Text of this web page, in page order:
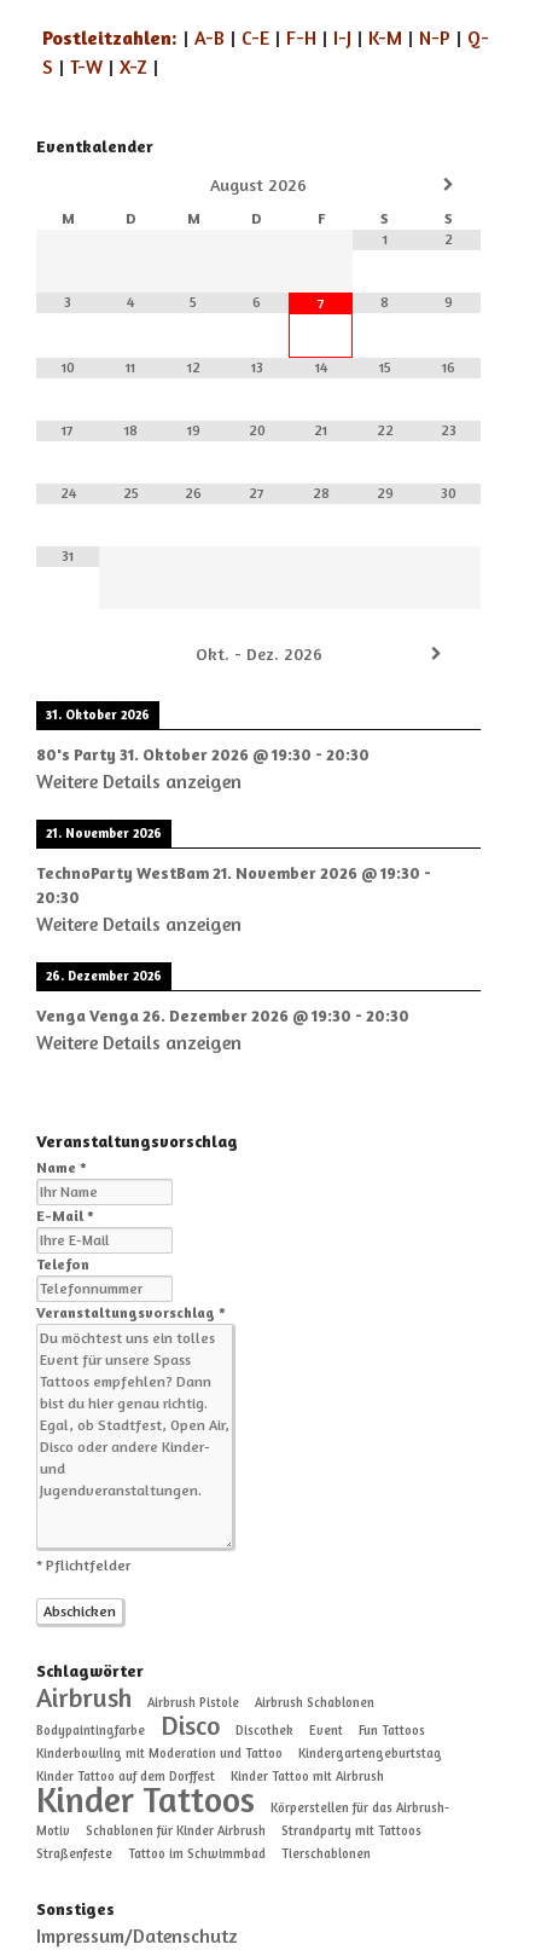
Postleitzahlen: | A-B | C-E | F-H | I-J | K-M | N-P | Q-
S | T-W | X-Z |
Eventkalender
August 2026
M D M D F S
S
1
2
3 4 5 6 7 8 9
10 11 12 13 14 15 16
17 18 19 20 21 22 23
24 25 26 27 28 29 30
31
Okt. - Dez. 2026
31. Oktober 2026
80's Party31. Oktober 2026 @19:30 - 20:30
Weitere Details anzeigen
21. November 2026
TechnoParty WestBam21. November 2026 @19:30 -
20:30
Weitere Details anzeigen
26. Dezember 2026
Venga Venga26. Dezember 2026 @19:30 - 20:30
Weitere Details anzeigen
Veranstaltungsvorschlag
Name *
E-Mail *
Telefon
Veranstaltungsvorschlag *
* Pflichtfelder
Schlagwörter
Airbrush Airbrush Pistole
Airbrush Schablonen
Bodypaintingfarbe
Disco Discothek Event
Fun Tattoos
Kinderbowling mit Moderation und Tattoo
Kindergartengeburtstag
Kinder Tattoo auf dem Dorffest
Kinder Tattoo mit Airbrush
Kinder Tattoos
Körperstellen für das Airbrush-
Motiv
Schablonen für Kinder Airbrush
Strandparty mit Tattoos
Straßenfeste
Tattoo im Schwimmbad Tierschablonen
Sonstiges
Impressum/Datenschutz